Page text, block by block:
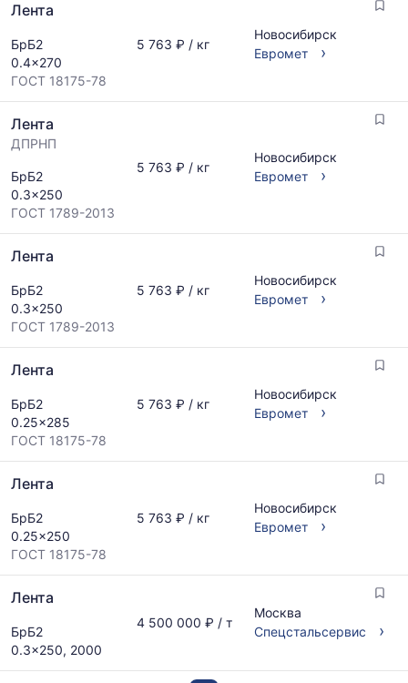
Лента
БрБ2
0.4x270
ГОСТ 18175-78
5 763 ₽ / кг
Новосибирск
Евромет
›
Лента
ДПРНП
БрБ2
0.3x250
ГОСТ 1789-2013
5 763 ₽ / кг
Новосибирск
Евромет
›
Лента
БрБ2
0.3x250
ГОСТ 1789-2013
5 763 ₽ / кг
Новосибирск
Евромет
›
Лента
БрБ2
0.25x285
ГОСТ 18175-78
5 763 ₽ / кг
Новосибирск
Евромет
›
Лента
БрБ2
0.25x250
ГОСТ 18175-78
5 763 ₽ / кг
Новосибирск
Евромет
›
Лента
БрБ2
0.3x250, 2000
4 500 000 ₽ / т
Москва
Спецстальсервис
›